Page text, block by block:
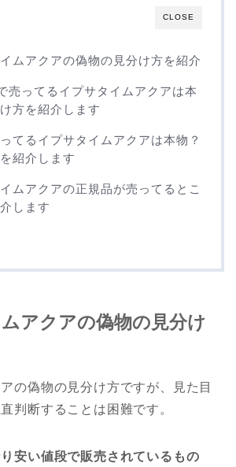
CLOSE
ムアクアの偽物の見分け方を紹介
売ってるイプサタイムアクアは本
方を紹介します
てるイプサタイムアクアは本物？
紹介します
ムアクアの正規品が売ってるとこ
します
アクアの偽物の見分け
の偽物の見分け方ですが、見た目
判断することは困難です。
安い値段で販売されているもの